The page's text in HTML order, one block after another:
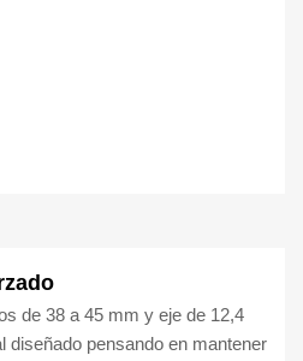
de 38 a 45 mm y eje de 12,4
diseñado pensando en mantener